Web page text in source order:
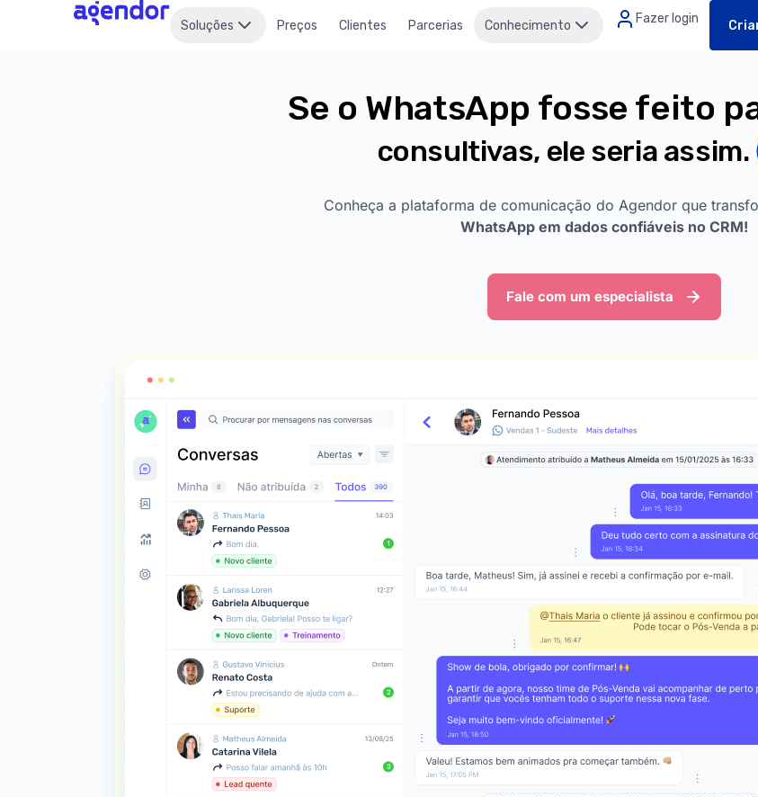
Soluções Preços Clientes Parcerias Conhecimento Fazer login
Se o WhatsApp fosse feito
consultivas, ele seria assim.
Conheça a plataforma de comunicação do Agendor que
WhatsApp em dados confiáveis no CRM!
Fale com um especialista